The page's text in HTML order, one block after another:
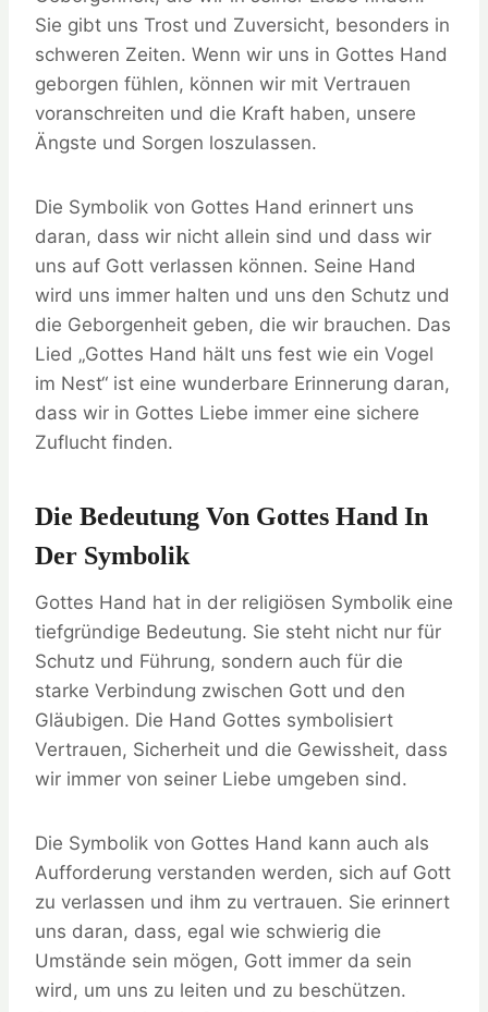
Sie gibt uns Trost und Zuversicht, besonders in
schweren Zeiten. Wenn wir uns in Gottes Hand
geborgen fühlen, können wir mit Vertrauen
voranschreiten und die Kraft haben, unsere
Ängste und Sorgen loszulassen.
Die Symbolik von Gottes Hand erinnert uns
daran, dass wir nicht allein sind und dass wir
uns auf Gott verlassen können. Seine Hand
wird uns immer halten und uns den Schutz und
die Geborgenheit geben, die wir brauchen. Das
Lied „Gottes Hand hält uns fest wie ein Vogel
im Nest“ ist eine wunderbare Erinnerung daran,
dass wir in Gottes Liebe immer eine sichere
Zuflucht finden.
Die Bedeutung Von Gottes Hand In
Der Symbolik
Gottes Hand hat in der religiösen Symbolik eine
tiefgründige Bedeutung. Sie steht nicht nur für
Schutz und Führung, sondern auch für die
starke Verbindung zwischen Gott und den
Gläubigen. Die Hand Gottes symbolisiert
Vertrauen, Sicherheit und die Gewissheit, dass
wir immer von seiner Liebe umgeben sind.
Die Symbolik von Gottes Hand kann auch als
Aufforderung verstanden werden, sich auf Gott
zu verlassen und ihm zu vertrauen. Sie erinnert
uns daran, dass, egal wie schwierig die
Umstände sein mögen, Gott immer da sein
wird, um uns zu leiten und zu beschützen.